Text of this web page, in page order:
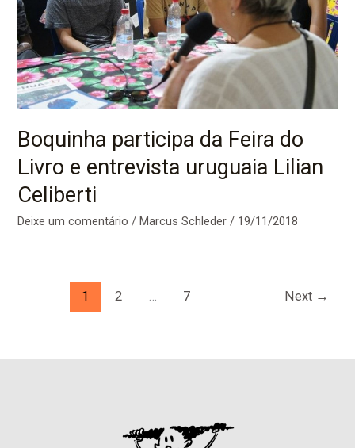
Boquinha participa da Feira do
Livro e entrevista uruguaia Lilian
Celiberti
Deixe um comentário /Marcus Schleder/ 19/11/2018
1 2 7 Next →